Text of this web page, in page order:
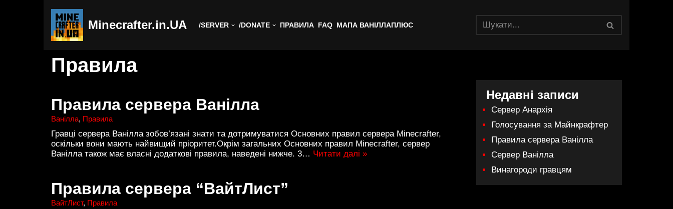
Minecrafter.in.UA /SERVER /DONATE ПРАВИЛА FAQ МАПА ВАНІЛЛАПЛЮС
Правила
Правила сервера Ванілла
Ванілла, Правила
Гравці сервера Ванілла зобов’язані знати та дотримуватися Основних правил сервера Minecrafter,
оскільки вони мають найвищий пріоритет.Окрім загальних Основних правил Minecrafter, сервер
Ванілла також має власні додаткові правила, наведені нижче. 3… Читати далі »
Правила сервера “ВайтЛист”
ВайтЛист, Правила
Недавні записи
Сервер Анархія
Голосування за Майнкрафтер
Правила сервера Ванілла
Сервер Ванілла
Винагороди гравцям